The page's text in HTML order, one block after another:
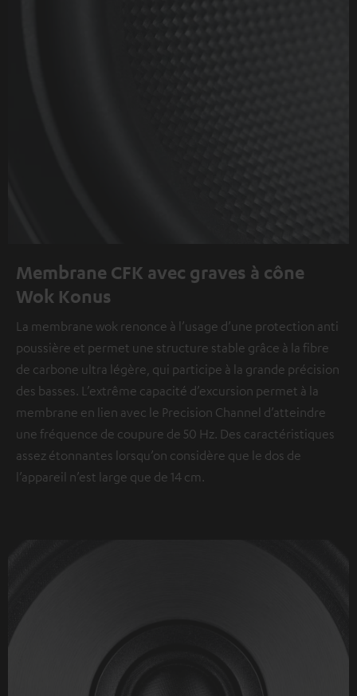
Membrane CFK avec graves à cône
Wok Konus
La membrane wok renonce à l’usage d’une protection anti
poussière et permet une structure stable grâce à la fibre
de carbone ultra légère, qui participe à la grande précision
des basses. L’extrême capacité d’excursion permet à la
membrane en lien avec le Precision Channel d’atteindre
une fréquence de coupure de 50 Hz. Des caractéristiques
assez étonnantes lorsqu’on considère que le dos de
l’appareil n’est large que de 14 cm.